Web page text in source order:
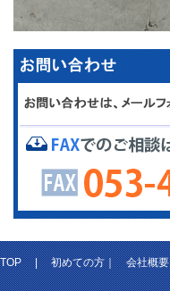
TOP|初めての方｜会社概要